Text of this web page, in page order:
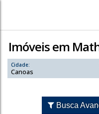
Imóveis em
Cidade:
Canoas
Busca